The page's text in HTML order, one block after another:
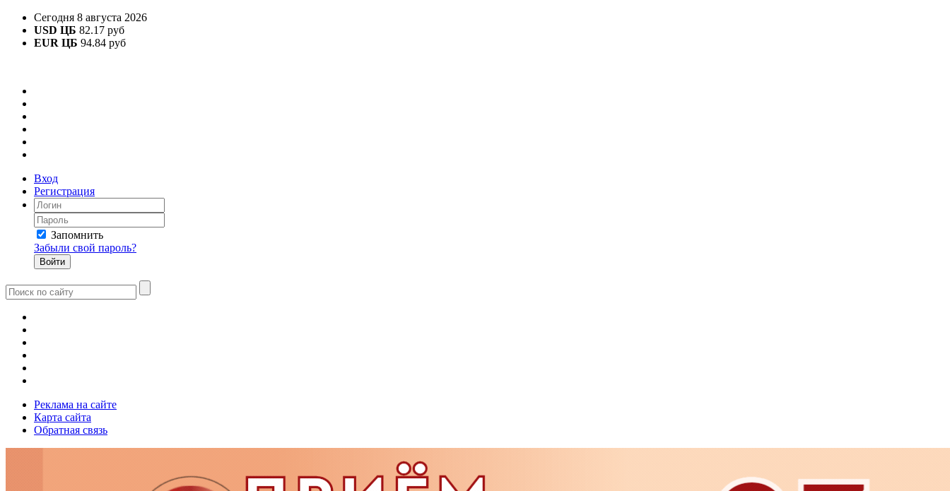
Сегодня 8 августа 2026
USD ЦБ 82.17 руб
EUR ЦБ 94.84 руб
Вход
Регистрация
Запомнить
Забыли свой пароль?
Реклама на сайте
Карта сайта
Обратная связь